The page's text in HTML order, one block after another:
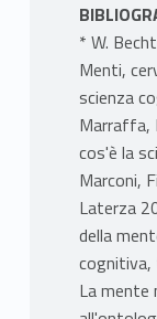
* W.
Menti,
scienza
Marraffa,
cos'è la
Marconi,
Laterza
della
cognitiva,
La mente